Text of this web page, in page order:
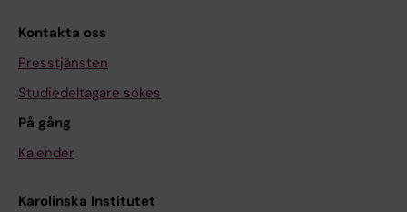
Kontakta oss
Presstjänsten
Studiedeltagare sökes
På gång
Kalender
Karolinska Institutet